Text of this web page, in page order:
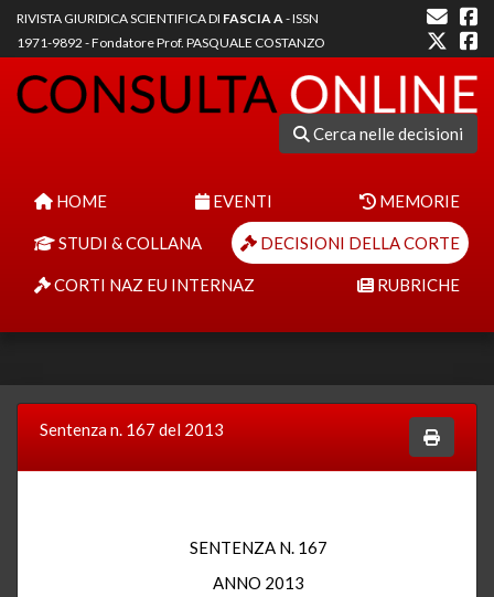
RIVISTA GIURIDICA SCIENTIFICA DI FASCIA A- ISSN
1971-9892 - Fondatore Prof. PASQUALE COSTANZO
Cerca nelle decisioni
HOME EVENTI MEMORIE
STUDI & COLLANA DECISIONI DELLA CORTE
CORTI NAZ EU INTERNAZ RUBRICHE
Sentenza n. 167 del 2013
SENTENZA N. 167
ANNO 2013